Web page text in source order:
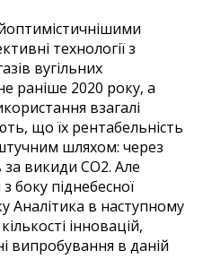
технології з
вугільних
раніше 2020 року, а
взагалі
що їх рентабельність
шляхом: через
викиди CO2. Але
боку піднебесної
Аналітика в наступному
інновацій,
випробування в даній